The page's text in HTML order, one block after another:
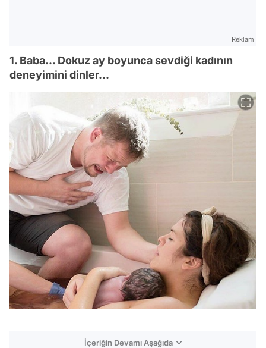
Reklam
1. Baba... Dokuz ay boyunca sevdiği kadının
deneyimini dinler...
İçeriğin Devamı Aşağıda